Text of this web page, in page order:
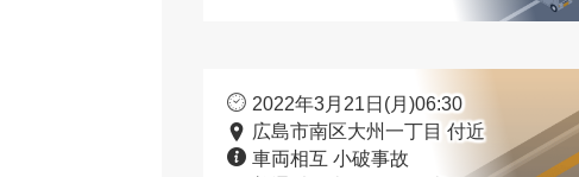
2022年3月21日(月)06:30
広島市南区大州一丁目 付近
車両相互 小破事故